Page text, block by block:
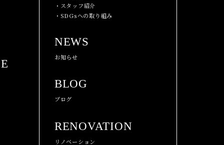
・スタッフ紹介
・SDGsへの取り組み
NEWS
お知らせ
BLOG
ブログ
RENOVATION
リノベーション